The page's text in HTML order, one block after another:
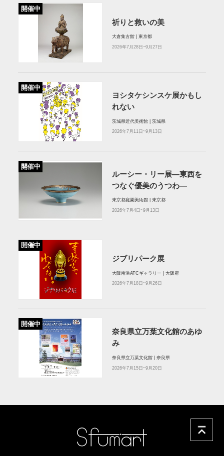
開催中
祈りと救いの美
大倉集古館 | 東京都
2026年7月28日~9月27日
開催中
ヨシタケシンスケ展かもし
れない
茨城県近代美術館 | 茨城県
2026年7月11日~9月13日
開催中
ルーシー・リー展―東西を
つなぐ優美のうつわ―
東京都庭園美術館 | 東京都
2026年7月4日~9月13日
開催中
ジブリパーク展
大阪南港ATCギャラリー | 大阪府
2026年7月18日~9月26日
開催中
奈良県立万葉文化館のあゆ
み
奈良県立万葉文化館 | 奈良県
2026年7月15日~9月20日